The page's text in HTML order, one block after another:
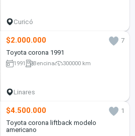
Curicó
$2.000.000
7
Toyota corona 1991
1991 Bencina 300000 km
Linares
$4.500.000
1
Toyota corona liftback modelo
americano